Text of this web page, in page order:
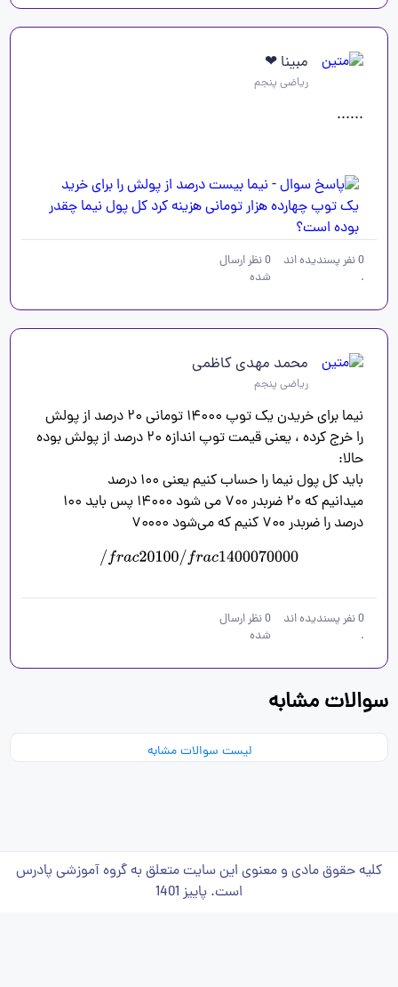
مبینا ❤
ریاضی پنجم
......
0نفر پسندیده اند
.
0نظر ارسال
شده
محمد مهدی کاظمی
ریاضی پنجم
درصد را ضربدر ۷۰۰ کنیم که می‌شود ۷۰۰۰۰
/frac20100/frac1400070000
0نفر پسندیده اند
.
0نظر ارسال
شده
سوالات مشابه
لیست سوالات مشابه
کلیه حقوق مادی و معنوی این سایت متعلق به گروه آموزشی پادرس
است. پاییز 1401